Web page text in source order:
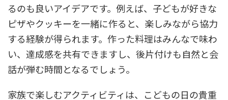
るのも良いアイデアです。例えば、子どもが好きな
ピザやクッキーを一緒に作ると、楽しみながら協力
する経験が得られます。作った料理はみんなで味わ
い、達成感を共有できますし、後片付けも自然と会
話が弾む時間となるでしょう。
家族で楽しむアクティビティは、こどもの日の貴重